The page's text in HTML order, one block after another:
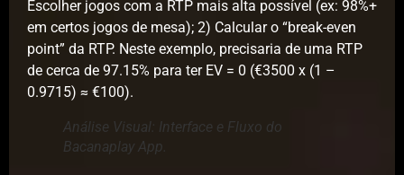
Escolher jogos com a RTP mais alta possível (ex: 98%+
em certos jogos de mesa); 2) Calcular o “break-even
point” da RTP. Neste exemplo, precisaria de uma RTP
de cerca de 97.15% para ter EV = 0 (€3500 x (1 –
0.9715) ≈ €100).
Análise Visual: Interface e Fluxo do
Bacanaplay App.